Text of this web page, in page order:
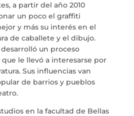
a partir del año 2010
un poco el graffiti
y más su interés en el
de caballete y el dibujo.
un proceso
le llevó a interesarse por
Sus influencias van
de barrios y pueblos
en la facultad de Bellas